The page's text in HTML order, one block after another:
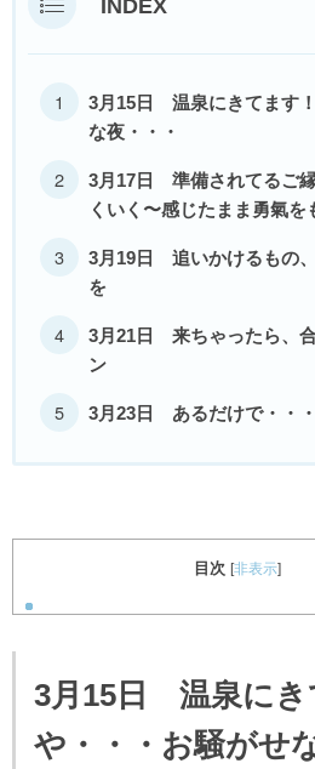
INDEX
3月15日 温泉にきてます
な夜・・・
3月17日 準備されてるご
くいく〜感じたまま勇氣
3月19日 追いかけるもの
を
3月21日 来ちゃったら、
ン
3月23日 あるだけで・・・
目次 [非表示]
3月15日 温泉にき
や・・・お騒がせ